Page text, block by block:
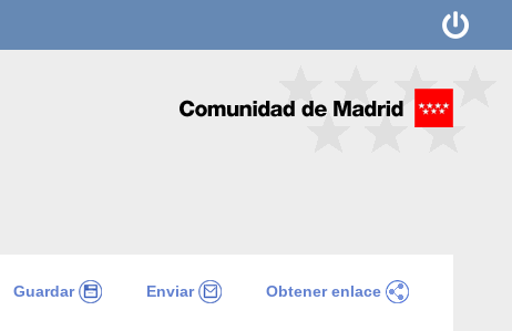
Obtener enlace
Enviar
Guardar